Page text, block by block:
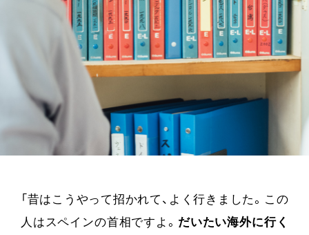
「昔はこうやって招かれて、よく行きました。この
人はスペインの首相ですよ。 だいたい海外に行く